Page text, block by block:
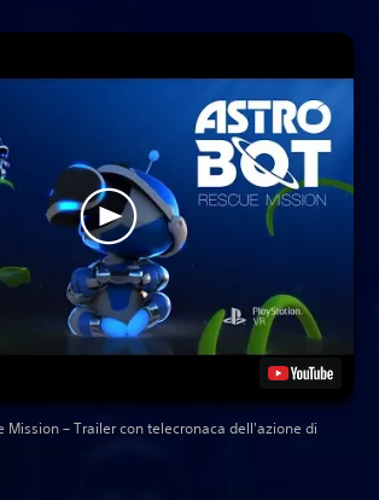
Mission – Trailer con telecronaca dell'azione di